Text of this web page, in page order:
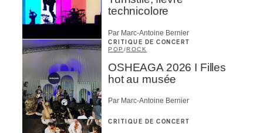
technicolore
Par Marc-Antoine Bernier
CRITIQUE DE CONCERT
POP /ROCK
OSHEAGA 2026 I Filles
hot au musée
Par Marc-Antoine Bernier
CRITIQUE DE CONCERT